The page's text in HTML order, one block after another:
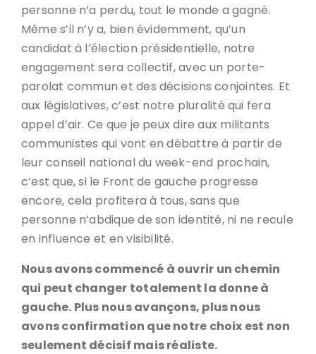
personne n’a perdu, tout le monde a gagné.
Même s’il n’y a, bien évidemment, qu’un
candidat à l’élection présidentielle, notre
engagement sera collectif, avec un porte-
parolat commun et des décisions conjointes. Et
aux législatives, c’est notre pluralité qui fera
appel d’air. Ce que je peux dire aux militants
communistes qui vont en débattre à partir de
leur conseil national du week-end prochain,
c’est que, si le Front de gauche progresse
encore, cela profitera à tous, sans que
personne n’abdique de son identité, ni ne recule
en influence et en visibilité.
Nous avons commencé à ouvrir un chemin
qui peut changer totalement la donne à
gauche. Plus nous avançons, plus nous
avons confirmation que notre choix est non
seulement décisif mais réaliste.